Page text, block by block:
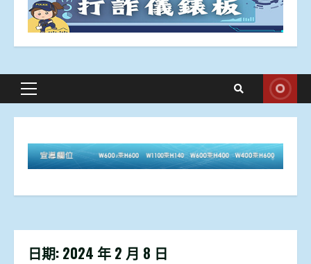
Primary
日期: 2024 年 2 月 8 日